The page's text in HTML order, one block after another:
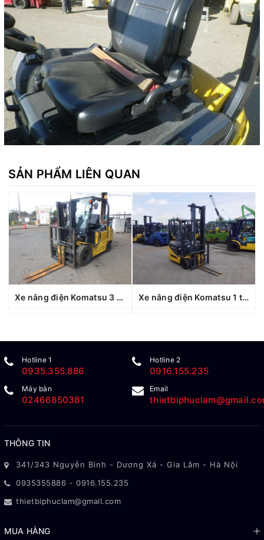
SẢN PHẨM LIÊN QUAN
Xe nâng điện Komatsu 3 tấn FE30-1 (307027), sản xuất năm 2019 Xe nâng điện Komatsu 1 tấn FB10M-12 (827635), sản xuất năm 2011
Hotline 1
0935.355.886
Hotline 2
0916.155.235
Máy bàn
02466850381
Email
THÔNG TIN
341/343 Nguyễn Bình - Dương Xá - Gia Lâm - Hà Nội
0935355886 - 0916.155.235
thietbiphuclam@gmail.com
MUA HÀNG